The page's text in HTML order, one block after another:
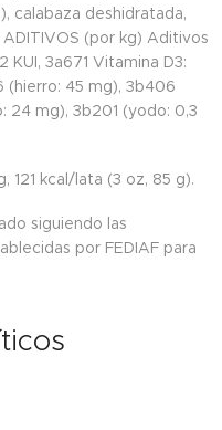
calabaza deshidratada,
(por kg) Aditivos
3a671 Vitamina D3:
(hierro: 45 mg), 3b406
24 mg), 3b201 (yodo: 0,3
121 kcal/lata (3 oz, 85 g).
siguiendo las
por FEDIAF para